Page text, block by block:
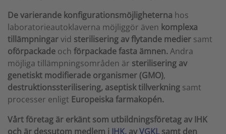
De varierande konfigurationsmöjligheterna hos
laboratorieautoklaverna möjliggör även komplexa
tillämpningarvid sterilisering av flytande medier samt
oförpackade och förpackadefasta ämnen.Andra
möjliga tillämpningsområden är sterilisering av
genetiskt modifierade organismer (GMO),
destruktionssterilisering, aseptisk tillverkning samt
processer enligt Europeiska farmakopén.
Vårt företag är erkänt som utbildningsföretag av IHK
och är dessutom medlem i IHK, avVGKLsamt den